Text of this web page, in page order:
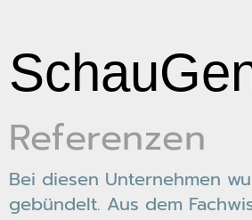
Referenzen
Bei diesen Unternehmen
gebündelt. Aus dem